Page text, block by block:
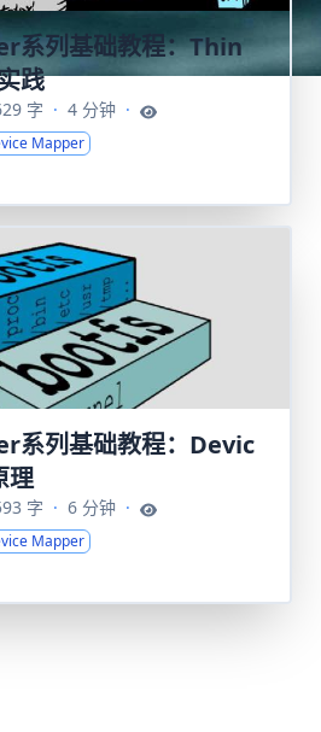
系列基础教程：Thin
践
字 · 4 分钟 ·
Mapper
系列基础教程：Devic
理
字 · 6 分钟 ·
Mapper